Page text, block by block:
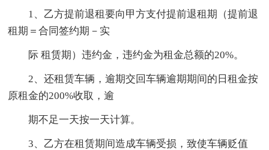
1、乙方提前退租要向甲方支付提前退租期（提前退
租期＝合同签约期－实
际 租赁期）违约金，违约金为租金总额的20%。
2、还租赁车辆，逾期交回车辆逾期期间的日租金按
原租金的200%收取，逾
期不足一天按一天计算。
3、乙方在租赁期间造成车辆受损，致使车辆贬值